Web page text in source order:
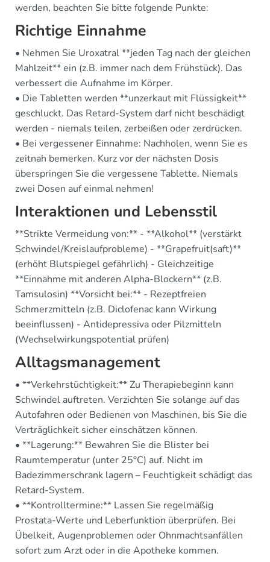
werden, beachten Sie bitte folgende Punkte:
Richtige Einnahme
• Nehmen Sie Uroxatral **jeden Tag nach der gleichen
Mahlzeit** ein (z.B. immer nach dem Frühstück). Das
verbessert die Aufnahme im Körper.
• Die Tabletten werden **unzerkaut mit Flüssigkeit**
geschluckt. Das Retard-System darf nicht beschädigt
werden - niemals teilen, zerbeißen oder zerdrücken.
• Bei vergessener Einnahme: Nachholen, wenn Sie es
zeitnah bemerken. Kurz vor der nächsten Dosis
überspringen Sie die vergessene Tablette. Niemals
zwei Dosen auf einmal nehmen!
Interaktionen und Lebensstil
**Strikte Vermeidung von:** - **Alkohol** (verstärkt
Schwindel/Kreislaufprobleme) - **Grapefruit(saft)**
(erhöht Blutspiegel gefährlich) - Gleichzeitige
**Einnahme mit anderen Alpha-Blockern** (z.B.
Tamsulosin) **Vorsicht bei:** - Rezeptfreien
Schmerzmitteln (z.B. Diclofenac kann Wirkung
beeinflussen) - Antidepressiva oder Pilzmitteln
(Wechselwirkungspotential prüfen)
Alltagsmanagement
• **Verkehrstüchtigkeit:** Zu Therapiebeginn kann
Schwindel auftreten. Verzichten Sie solange auf das
Autofahren oder Bedienen von Maschinen, bis Sie die
Verträglichkeit sicher einschätzen können.
• **Lagerung:** Bewahren Sie die Blister bei
Raumtemperatur (unter 25°C) auf. Nicht im
Badezimmerschrank lagern – Feuchtigkeit schädigt das
Retard-System.
• **Kontrolltermine:** Lassen Sie regelmäßig
Prostata-Werte und Leberfunktion überprüfen. Bei
Übelkeit, Augenproblemen oder Ohnmachtsanfällen
sofort zum Arzt oder in die Apotheke kommen.